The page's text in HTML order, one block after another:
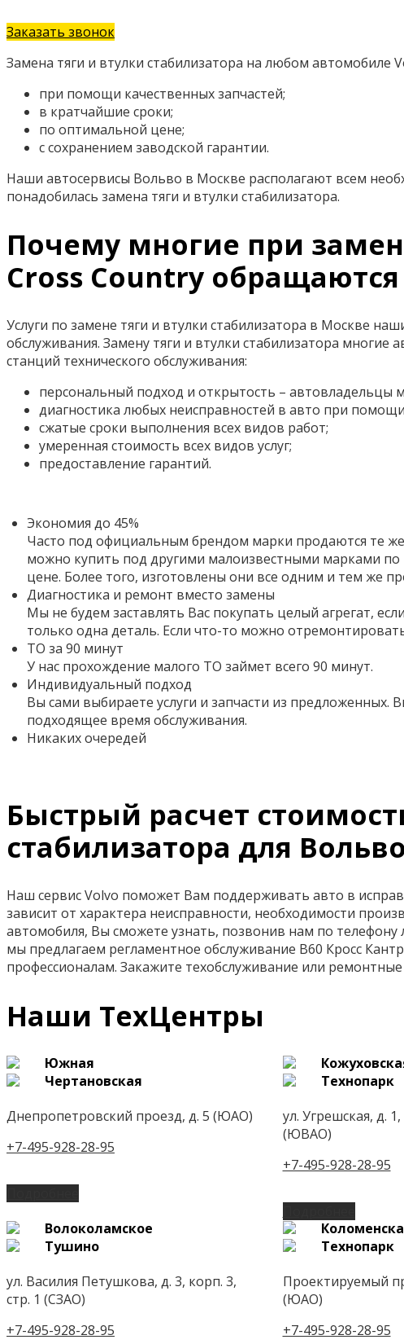
Заказать звонок
Замена тяги и втулки стабилизатора на любом автомобиле
при помощи качественных запчастей;
в кратчайшие сроки;
по оптимальной цене;
с сохранением заводской гарантии.
Наши автосервисы Вольво в Москве располагают всем
понадобилась замена тяги и втулки стабилизатора.
Почему многие при
Cross Country
Услуги по замене тяги и втулки стабилизатора в Москве
обслуживания. Замену тяги и втулки стабилизатора
станций технического обслуживания:
персональный подход и открытость – автовладельцы
диагностика любых неисправностей в авто при
сжатые сроки выполнения всех видов работ;
умеренная стоимость всех видов услуг;
предоставление гарантий.
Экономия до 45%
Часто под официальным брендом марки продаются те
можно купить под другими малоизвестными марками по
цене. Более того, изготовлены они все одним и тем же
Диагностика и ремонт вместо замены
Мы не будем заставлять Вас покупать целый агрегат,
только одна деталь. Если что-то можно
ТО за 90 минут
У нас прохождение малого ТО займет всего 90 минут.
Индивидуальный подход
Вы сами выбираете услуги и запчасти из предложенных.
подходящее время обслуживания.
Никаких очередей
Быстрый расчет
стабилизатора для
Наш сервис Volvo поможет Вам поддерживать авто в
зависит от характера неисправности, необходимости
автомобиля, Вы сможете узнать, позвонив нам по телефону
мы предлагаем регламентное обслуживание В60 Кросс
профессионалам. Закажите техобслуживание или
Наши ТехЦентры
Южная
Чертановская
Днепропетровский проезд, д. 5 (ЮАО)
+7-495-928-28-95
Технопарк
ул. Угрешская, д. 1,
(ЮВАО)
+7-495-928-28-95
Волоколамское
Тушино
ул. Василия Петушкова, д. 3, корп. 3,
стр. 1 (СЗАО)
+7-495-928-28-95
Технопарк
Проектируемый
(ЮАО)
+7-495-928-28-95